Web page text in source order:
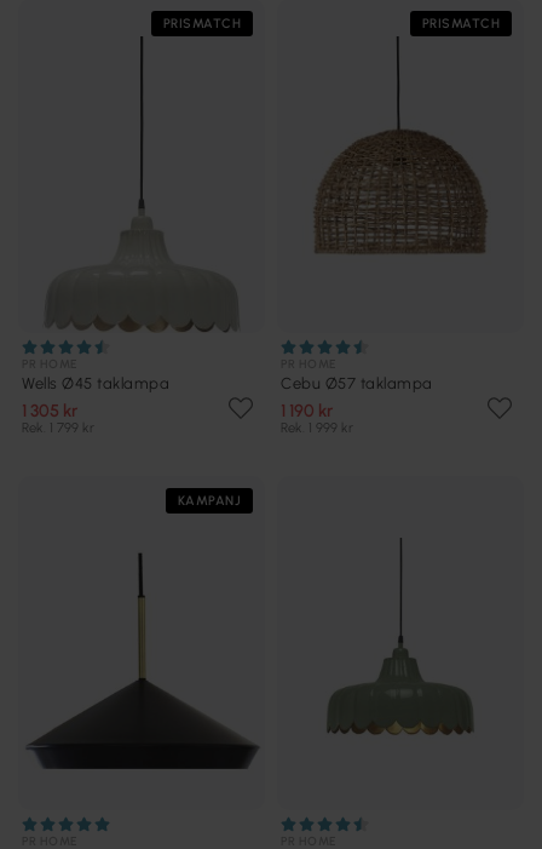
PRISMATCH
Wells Ø45 taklampa
1 305 kr
Rek. 1 799 kr
PRISMATCH
Cebu Ø57 taklampa
1 190 kr
Rek. 1 999 kr
KAMPANJ